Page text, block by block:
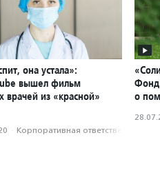
она устала»:
вышел фильм
врачей из «красной»
· Корпоративная ответственность
Фонд
о